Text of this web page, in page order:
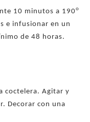
10 minutos a 190o
e infusionar en un
de 48 horas.
coctelera. Agitar y
Decorar con una